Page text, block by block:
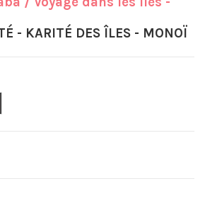
- KARITÉ DES ÎLES - MONOÏ